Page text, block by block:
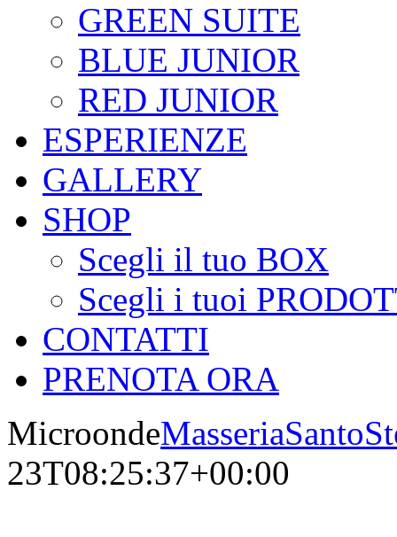
GREEN SUITE
BLUE JUNIOR
RED JUNIOR
ESPERIENZE
GALLERY
SHOP
Scegli il tuo BOX
Scegli i tuoi
CONTATTI
PRENOTA ORA
Microonde
23T08:25:37+00:00